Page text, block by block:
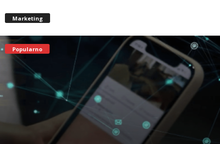
Marketing
Popularno